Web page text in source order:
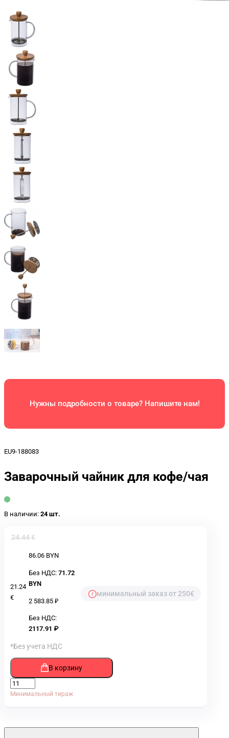
Нужны подробности о товаре? Напишите нам!
EU9-188083
Заварочный чайник для кофе/чая
В наличии: 24 шт.
21.24
€
86.06 BYN
Без НДС: 71.72
BYN
2 583.85 ₽
Без НДС:
2117.91 ₽
минимальный заказ от 250€
24.44 €
*Без учета НДС
В корзину
Минимальный тираж